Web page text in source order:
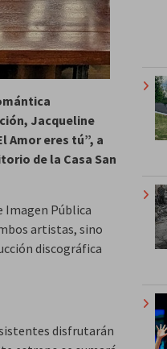
Jacqueline
Amor eres tú”, a
de la Casa San
Imagen Pública
artistas, sino
discográfica
disfrutarán